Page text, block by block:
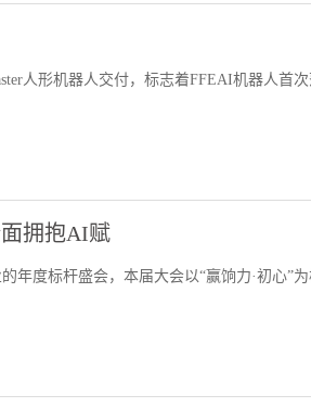
人形机器人交付，标志着FFEAI机器人首
拥抱AI赋
年度标杆盛会，本届大会以“赢饷力·初心”